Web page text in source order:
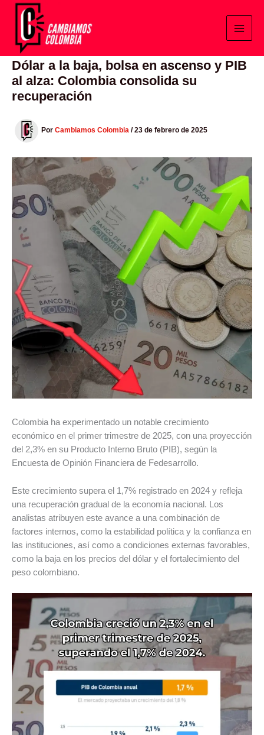
contenido
Dólar a la baja, bolsa en ascenso y PIB
al alza: Colombia consolida su
recuperación
Por Cambiamos Colombia /23 de febrero de 2025
Colombia ha experimentado un notable crecimiento
económico en el primer trimestre de 2025, con una proyección
del 2,3% en su Producto Interno Bruto (PIB), según la
Encuesta de Opinión Financiera de Fedesarrollo.
Este crecimiento supera el 1,7% registrado en 2024 y refleja
una recuperación gradual de la economía nacional. Los
analistas atribuyen este avance a una combinación de
factores internos, como la estabilidad política y la confianza en
las instituciones, así como a condiciones externas favorables,
como la baja en los precios del dólar y el fortalecimiento del
peso colombiano.